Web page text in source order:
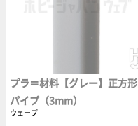
プラ＝材料【グレー】正方形
パイプ（3mm）
ウェーブ